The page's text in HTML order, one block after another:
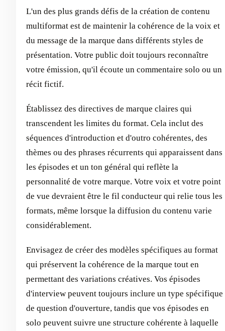
L'un des plus grands défis de la création de contenu
multiformat est de maintenir la cohérence de la voix et
du message de la marque dans différents styles de
présentation. Votre public doit toujours reconnaître
votre émission, qu'il écoute un commentaire solo ou un
récit fictif.
Établissez des directives de marque claires qui
transcendent les limites du format. Cela inclut des
séquences d'introduction et d'outro cohérentes, des
thèmes ou des phrases récurrents qui apparaissent dans
les épisodes et un ton général qui reflète la
personnalité de votre marque. Votre voix et votre point
de vue devraient être le fil conducteur qui relie tous les
formats, même lorsque la diffusion du contenu varie
considérablement.
Envisagez de créer des modèles spécifiques au format
qui préservent la cohérence de la marque tout en
permettant des variations créatives. Vos épisodes
d'interview peuvent toujours inclure un type spécifique
de question d'ouverture, tandis que vos épisodes en
solo peuvent suivre une structure cohérente à laquelle